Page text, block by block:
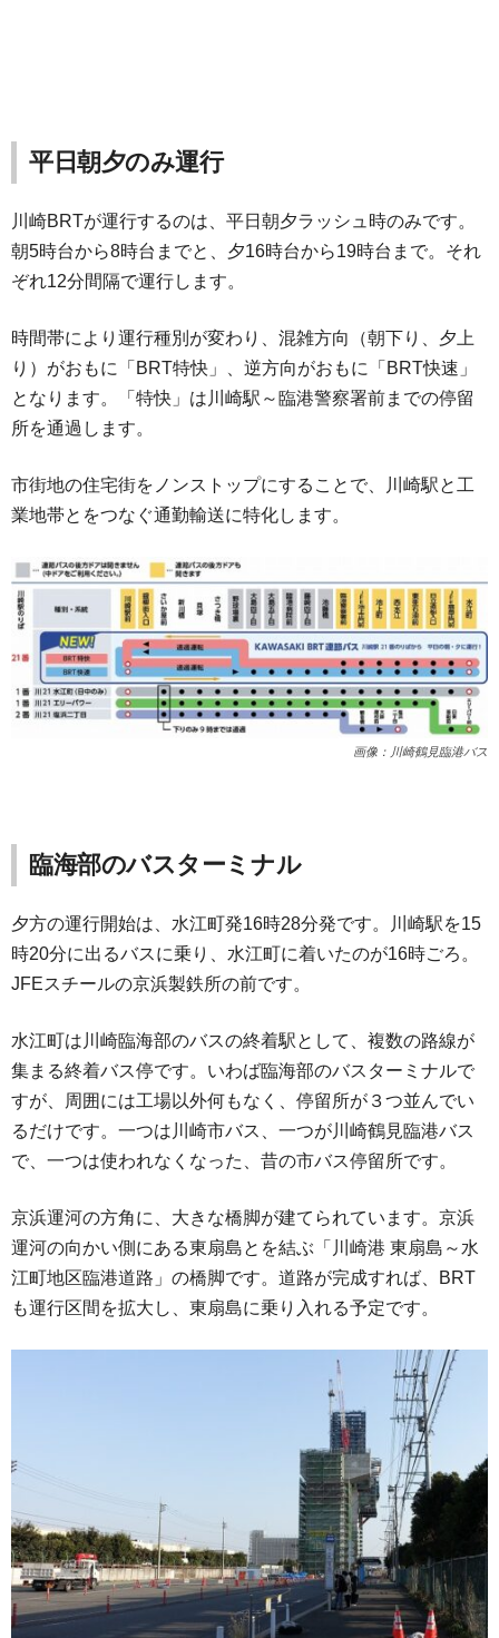
平日朝夕のみ運行
川崎BRTが運行するのは、平日朝夕ラッシュ時のみです。
朝5時台から8時台までと、夕16時台から19時台まで。それ
ぞれ12分間隔で運行します。
時間帯により運行種別が変わり、混雑方向（朝下り、夕上
り）がおもに「BRT特快」、逆方向がおもに「BRT快速」
となります。「特快」は川崎駅～臨港警察署前までの停留
所を通過します。
市街地の住宅街をノンストップにすることで、川崎駅と工
業地帯とをつなぐ通勤輸送に特化します。
画像：川崎鶴見臨港バス
臨海部のバスターミナル
夕方の運行開始は、水江町発16時28分発です。川崎駅を15
時20分に出るバスに乗り、水江町に着いたのが16時ごろ。
JFEスチールの京浜製鉄所の前です。
水江町は川崎臨海部のバスの終着駅として、複数の路線が
集まる終着バス停です。いわば臨海部のバスターミナルで
すが、周囲には工場以外何もなく、停留所が３つ並んでい
るだけです。一つは川崎市バス、一つが川崎鶴見臨港バス
で、一つは使われなくなった、昔の市バス停留所です。
京浜運河の方角に、大きな橋脚が建てられています。京浜
運河の向かい側にある東扇島とを結ぶ「川崎港 東扇島～水
江町地区臨港道路」の橋脚です。道路が完成すれば、BRT
も運行区間を拡大し、東扇島に乗り入れる予定です。